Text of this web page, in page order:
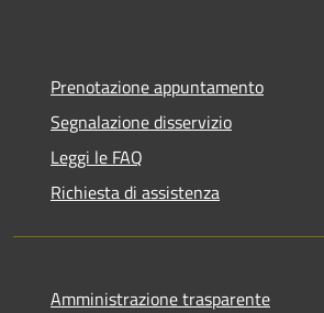
Prenotazione appuntamento
Segnalazione disservizio
Leggi le FAQ
Richiesta di assistenza
Amministrazione trasparente